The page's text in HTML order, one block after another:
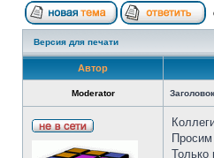
Версия для печати
Автор
Moderator
Просим
Только